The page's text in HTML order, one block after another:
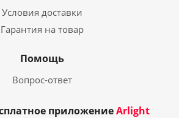
Условия доставки
Гарантия на товар
Помощь
Вопрос-ответ
приложениеArlight